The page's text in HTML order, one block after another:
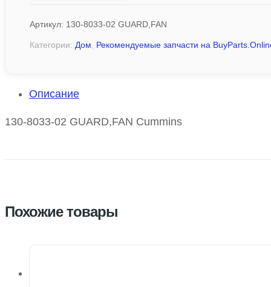
Артикул: 130-8033-02 GUARD,FAN
Категории: Дом, Рекомендуемые запчасти на
Описание
130-8033-02 GUARD,FAN Cummins
Похожие товары